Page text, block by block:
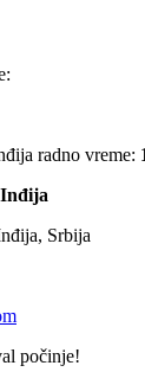
radno vreme:
Srbija
počinje!